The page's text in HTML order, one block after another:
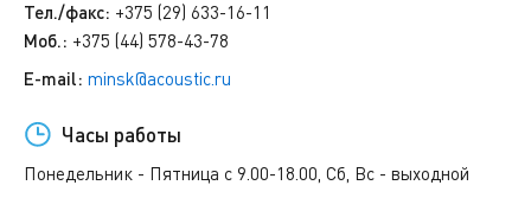
Тел./факс: +375 (29) 633-16-11
Моб.: +375 (44) 578-43-78
E-mail: minsk@acoustic.ru
Часы работы
Понедельник - Пятница с 9.00-18.00, Сб, Вс - выходной